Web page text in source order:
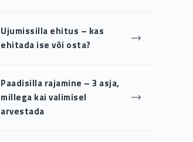
Ujumissilla ehitus – kas
ehitada ise või osta?
Paadisilla rajamine – 3 asja,
millega kai valimisel
arvestada